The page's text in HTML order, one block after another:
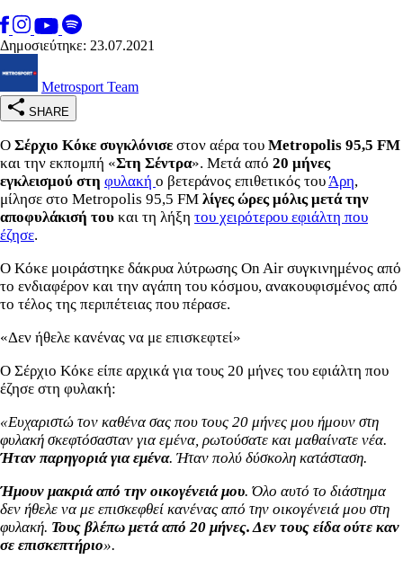
Δημοσιεύτηκε: 23.07.2021
Metrosport Team
SHARE
Ο Σέρχιο Κόκε συγκλόνισε στον αέρα του Metropolis 95,5 FM
και την εκπομπή «Στη Σέντρα». Μετά από 20 μήνες
εγκλεισμού στη φυλακή ο βετεράνος επιθετικός τουΆρη,
μίλησε στο Metropolis 95,5 FM λίγες ώρες μόλις μετά την
αποφυλάκισή του και τη λήξη του χειρότερου εφιάλτη που
έζησε.
Ο Κόκε μοιράστηκε δάκρυα λύτρωσης On Air συγκινημένος από
το ενδιαφέρον και την αγάπη του κόσμου, ανακουφισμένος από
το τέλος της περιπέτειας που πέρασε.
«Δεν ήθελε κανένας να με επισκεφτεί»
Ο Σέρχιο Κόκε είπε αρχικά για τους 20 μήνες του εφιάλτη που
έζησε στη φυλακή:
«Ευχαριστώ τον καθένα σας που τους 20 μήνες μου ήμουν στη
φυλακή σκεφτόσασταν για εμένα, ρωτούσατε και μαθαίνατε νέα.
Ήταν παρηγοριά για εμένα. Ήταν πολύ δύσκολη κατάσταση.
Ήμουν μακριά από την οικογένειά μου. Όλο αυτό το διάστημα
δεν ήθελε να με επισκεφθεί κανένας από την οικογένειά μου στη
φυλακή. Τους βλέπω μετά από 20 μήνες. Δεν τους είδα ούτε καν
σε επισκεπτήριο».